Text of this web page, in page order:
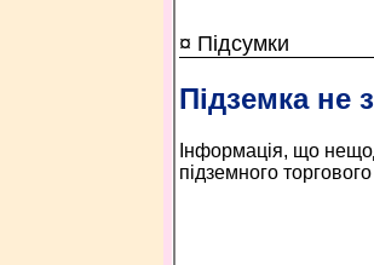
¤ Підсумки
Підземка не
Інформація, що
підземного